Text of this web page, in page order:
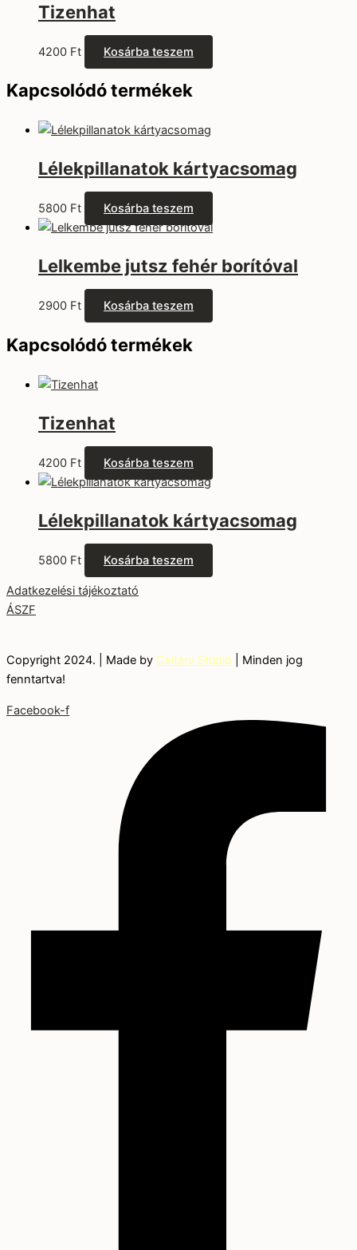
Tizenhat
4200 Ft Kosárba teszem
Kapcsolódó termékek
Lélekpillanatok kártyacsomag
5800 Ft Kosárba teszem
Lelkembe jutsz fehér borítóval
2900 Ft Kosárba teszem
Kapcsolódó termékek
Tizenhat
4200 Ft Kosárba teszem
Lélekpillanatok kártyacsomag
5800 Ft Kosárba teszem
Adatkezelési tájékoztató
ÁSZF
Copyright 2024. | Made by Csitáry Stúdió | Minden jog
fenntartva!
Facebook-f